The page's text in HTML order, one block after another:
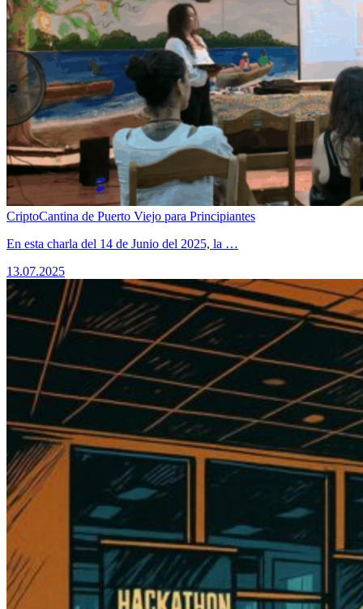
CriptoCantina de Puerto Viejo para Principiantes
​En esta charla del 14 de Junio del 2025, la …
13.07.2025